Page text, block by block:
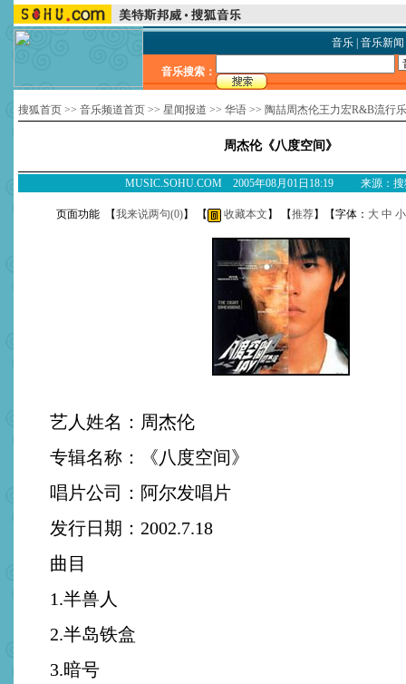
音乐| 音乐新闻
音乐搜索：
搜狐首页 >> 音乐频道首页 >> 星闻报道 >> 华语 >> 陶喆周杰伦王力宏R&B流行
周杰伦《八度空间》
MUSIC.SOHU.COM 2005年08月01日18:19 来源：搜
页面功能 【我来说两句(0)】 【 收藏本文 】 【推荐】【字体： 大 中 小
艺人姓名：周杰伦
专辑名称：《八度空间》
唱片公司：阿尔发唱片
发行日期：2002.7.18
曲目
1.半兽人
2.半岛铁盒
3.暗号